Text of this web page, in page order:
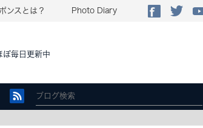
ンスとは？ Photo Diary
ぼ毎日更新中